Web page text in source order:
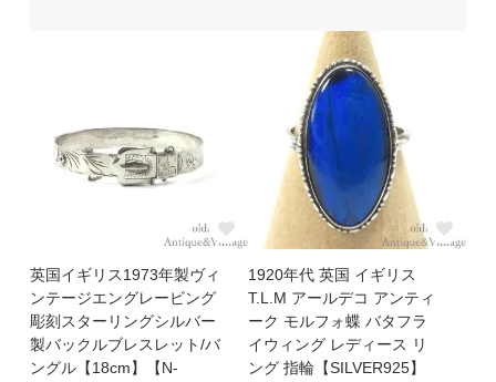
英国イギリス1973年製ヴィ
ンテージエングレービング
彫刻スターリングシルバー
製バックルブレスレット/バ
ングル【18cm】【N-
1920年代 英国 イギリス
T.L.M アールデコ アンティ
ーク モルフォ蝶 バタフラ
イウィング レディース リ
ング 指輪【SILVER925】